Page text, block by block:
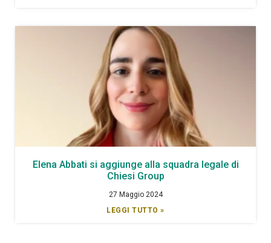
Elena Abbati si aggiunge alla squadra legale di
Chiesi Group
27 Maggio 2024
LEGGI TUTTO »